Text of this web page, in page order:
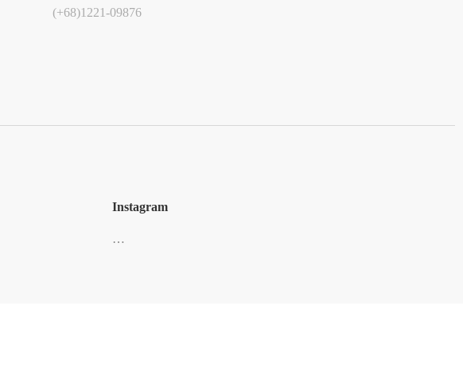
(+68)1221-09876
Instagram
…